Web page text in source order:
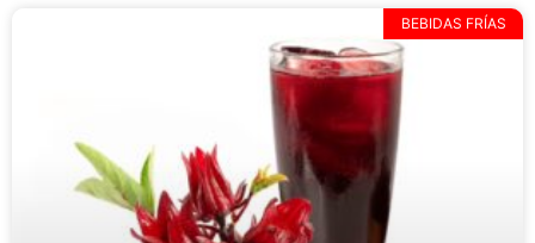
BEBIDAS FRÍAS